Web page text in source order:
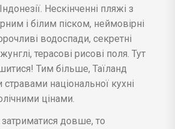
Нескінченні пляжі з
і білим піском, неймовірні
водоспади, секретні
терасові рисові поля. Тут
Тим більше, Таїланд
національної кухні
цінами.
довше, то